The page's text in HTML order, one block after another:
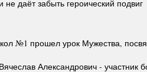
даёт забыть героический подвиг
№1 прошел урок Мужества,
Александрович - участник